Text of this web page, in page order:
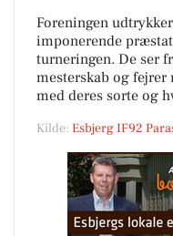
Foreningen
imponerende
turneringen. De ser
mesterskab og
med deres sorte og
Kilde: Esbjerg IF92